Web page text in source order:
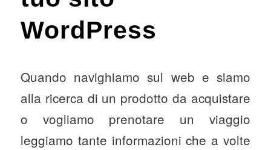
WordPress
Quando navighiamo sul web e siamo
alla ricerca di un prodotto da acquistare
o vogliamo prenotare un viaggio
leggiamo tante informazioni che a volte